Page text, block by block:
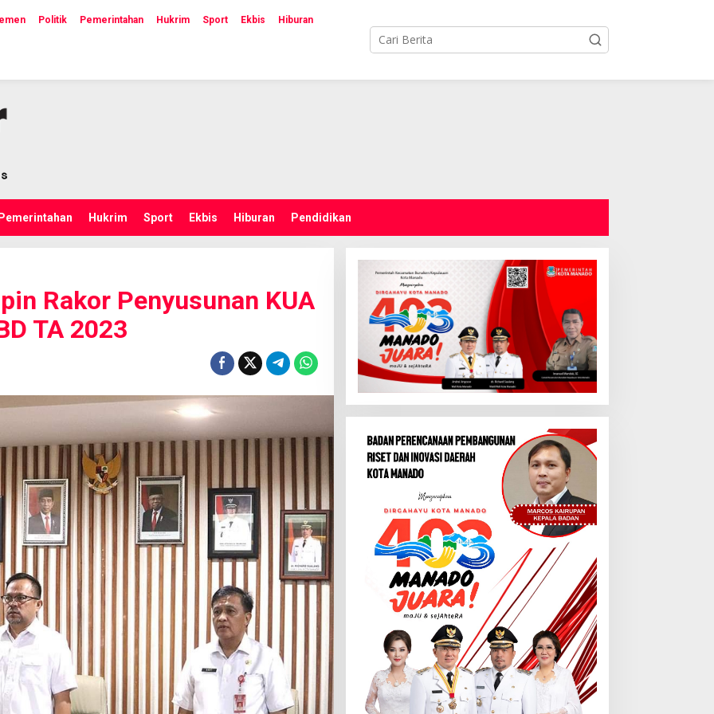
Politik Pemerintahan Hukrim Sport Ekbis Hiburan
Pemerintahan Hukrim Sport Ekbis Hiburan Pendidikan
Rakor Penyusunan KUA
TA 2023